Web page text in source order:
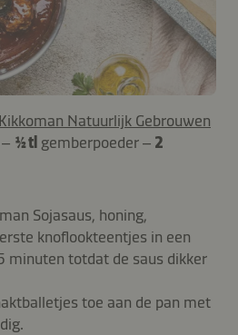
Kikkoman Natuurlijk Gebrouwen
½ tl gemberpoeder – 2
Sojasaus, honing,
knoflookteentjes in een
minuten totdat de saus dikker
toe aan de pan met